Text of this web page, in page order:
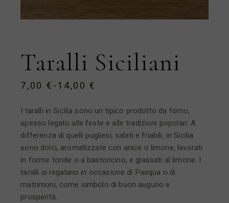
Taralli Siciliani
7,00 €-14,00€
I taralli in Sicilia sono un tipico prodotto da forno,
spesso legato alle feste e alle tradizioni popolari. A
differenza di quelli pugliesi, salati e friabili, in Sicilia
sono dolci, aromatizzate con anice o limone, lavorati
in forme tonde o a bastoncino, e glassati al limone. I
taralli si regalano in occasione di Pasqua o di
matrimoni, come simbolo di buon augurio e
prosperità.